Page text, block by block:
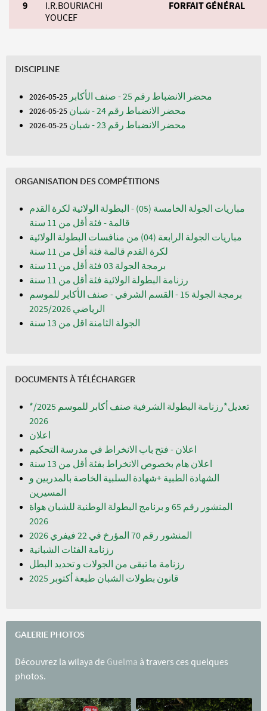
9
I.R.BOURIACHI
YOUCEF
FORFAIT GÉNÉRAL
DISCIPLINE
محضر الانضباط رقم 25 - صنف الأكابر 25-05-2026
محضر الانضباط رقم 24 - شبان 25-05-2026
محضر الانضباط رقم 23 - شبان 25-05-2026
ORGANISATION DES COMPÉTITIONS
مباريات الجولة الخامسة (05) - البطولة الولائية لكرة القدم
قالمة - فئة أقل من 11 سنة
مباريات الجولة الرابعة (04) من منافسات البطولة الولائية
لكرة القدم قالمة فئة أقل من 11 سنة
برمجة الجولة 03 فئة أقل من 11 سنة
رزنامة البطولة الولائية فئة أقل من 11 سنة
برمجة الجولة 15 - القسم الشرفي - صنف الأكابر للموسم
الرياضي 2025/2026
الجولة الثامنة اقل من 13 سنة
DOCUMENTS À TÉLÉCHARGER
*تعديل*رزنامة البطولة الشرفية صنف أكابر للموسم 2025/
2026
اعلان
اعلان - فتح باب الانخراط في مدرسة التحكيم
اعلان هام بخصوص الانخراط بفئة أقل من 13 سنة
الشهادة الطبية +شهادة السلبية الخاصة بالمدربين و
المسيرين
المنشور رقم 65 و برنامج البطولة الوطنية للشبان هواة
المنشور رقم 70 المؤرخ في 22 فيفري 2026
رزنامة الفئات الشبانية
رزنامة ما تبقى من الجولات و تحديد البطل
قانون بطولات الشبان طبعة أكتوبر 2025
GALERIE PHOTOS
Découvrez la wilaya de Guelma à travers ces quelques
photos.